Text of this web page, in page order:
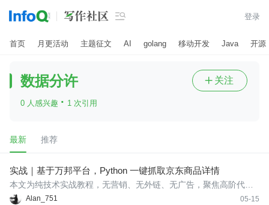
 登录
首页 月更活动 主题征文 AI golang 移动开发 Java 开源
数据分许
0 人感兴趣 · 1 次引用
 关注
最新 推荐
实战｜基于万邦平台，Python 一键抓取京东商品详情
Alan_751 05-15
本文为纯技术实战教程，无营销、无外链、无广告，聚焦高阶代码
封装、接口鉴权原理、异常容错、结构化数据解析，适合有一定 Pyt